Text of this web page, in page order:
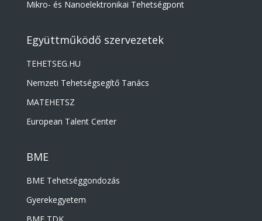
Mikro- és Nanoelektronikai Tehetségpont
Együttműködő szervezetek
TEHETSEG.HU
Nemzeti Tehetségsegítő Tanács
MATEHETSZ
European Talent Center
BME
BME Tehetséggondozás
Gyerekegyetem